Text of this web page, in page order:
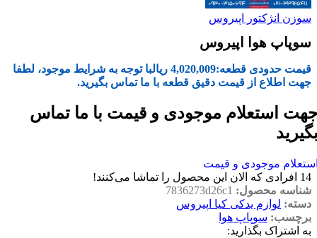
سوزن انژکتور اپیروس
سوپاپ هوا اپیروس
قیمت حدودی قطعه:4,020,009 ریالبا توجه به شرایط موجود، لطفا
جهت اطلاع از قیمت دقیق قطعه با ما تماس بگیرید.
استعلام موجودی و قیمت با ما تماس
موجودی و قیمت
14 افرادی که الان این محصول را تماشا می‌کنند!
شناسه محصول: 7836273d26c1
دسته: لوازم یدکی کیا اپیروس
برچسب: سوپاپ هوا
به اشتراک بگذارید: